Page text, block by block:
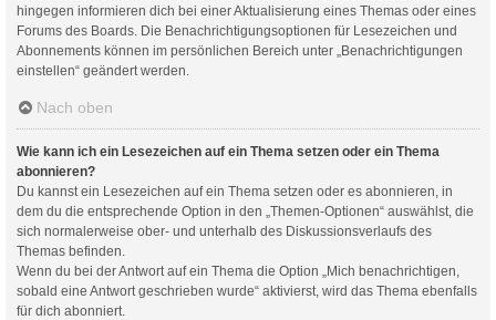
hingegen informieren dich bei einer Aktualisierung eines Themas oder eines
Forums des Boards. Die Benachrichtigungsoptionen für Lesezeichen und
Abonnements können im persönlichen Bereich unter „Benachrichtigungen
einstellen“ geändert werden.
Nach oben
Wie kann ich ein Lesezeichen auf ein Thema setzen oder ein Thema
abonnieren?
Du kannst ein Lesezeichen auf ein Thema setzen oder es abonnieren, in
dem du die entsprechende Option in den „Themen-Optionen“ auswählst, die
sich normalerweise ober- und unterhalb des Diskussionsverlaufs des
Themas befinden.
Wenn du bei der Antwort auf ein Thema die Option „Mich benachrichtigen,
sobald eine Antwort geschrieben wurde“ aktivierst, wird das Thema ebenfalls
für dich abonniert.